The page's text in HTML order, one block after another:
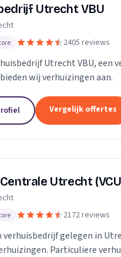
Utrecht VBU
2405 reviews
Utrecht VBU, een
wij verhuizingen aan.
Vergelijk offertes
Utrecht
2172 reviews
verhuisbedrijf gelegen in
Particuliere